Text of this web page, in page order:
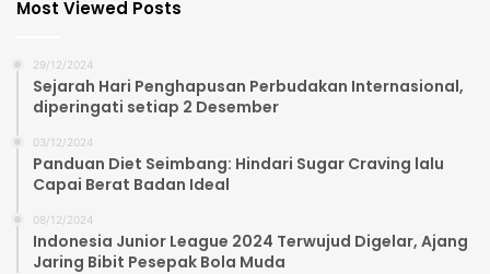
Most Viewed Posts
29/12/2024
Sejarah Hari Penghapusan Perbudakan Internasional,
diperingati setiap 2 Desember
03/12/2024
Panduan Diet Seimbang: Hindari Sugar Craving lalu
Capai Berat Badan Ideal
08/12/2024
Indonesia Junior League 2024 Terwujud Digelar, Ajang
Jaring Bibit Pesepak Bola Muda